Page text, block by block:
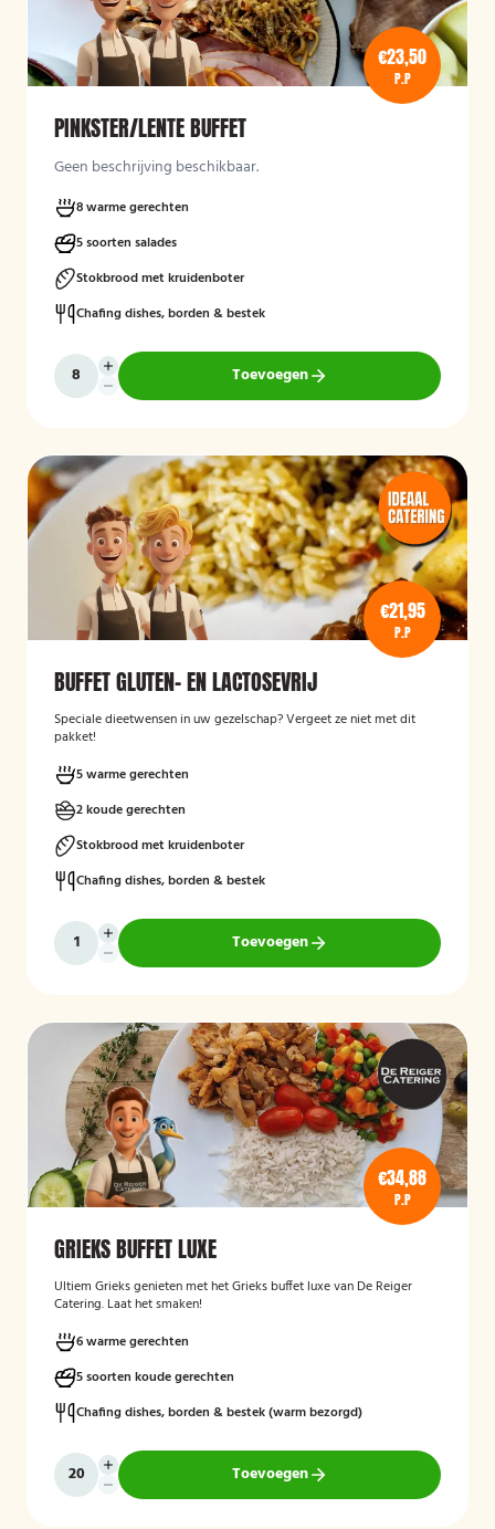
€23,50
P.P
PINKSTER/LENTE BUFFET
Geen beschrijving beschikbaar.
8 warme gerechten
5 soorten salades
Stokbrood met kruidenboter
Chafing dishes, borden & bestek
Toevoegen
€21,95
P.P
BUFFET GLUTEN- EN LACTOSEVRIJ
Speciale dieetwensen in uw gezelschap? Vergeet ze niet met dit
pakket!
5 warme gerechten
2 koude gerechten
Stokbrood met kruidenboter
Chafing dishes, borden & bestek
Toevoegen
€34,88
P.P
GRIEKS BUFFET LUXE
Ultiem Grieks genieten met het Grieks buffet luxe van De Reiger
Catering. Laat het smaken!
6 warme gerechten
5 soorten koude gerechten
Chafing dishes, borden & bestek (warm bezorgd)
Toevoegen